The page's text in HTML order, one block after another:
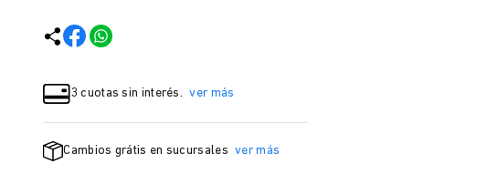
3 cuotas sin interés. ver más
Cambios grátis en sucursales ver más